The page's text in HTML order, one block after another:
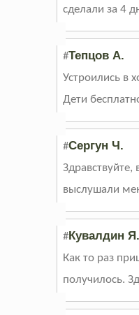
сделали за 4
#Тепцов А.
Устроились в
Дети
#Сергун Ч.
выслушали
#Кувалдин Я.
Как то раз
получилось.